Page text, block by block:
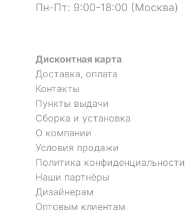
Пн-Пт: 9:00-18:00 (Москва)
Дисконтная карта
Доставка, оплата
Контакты
Пункты выдачи
Сборка и установка
О компании
Условия продажи
Политика конфиденциальности
Наши партнёры
Дизайнерам
Оптовым клиентам